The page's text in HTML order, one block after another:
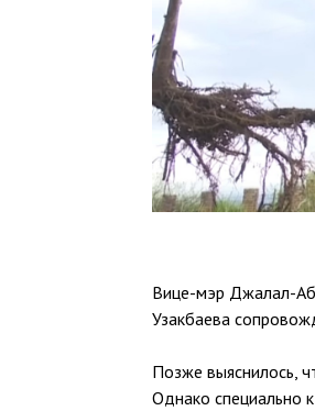
Вице-мэр Джалал-
Узакбаева
Позже выяснилось,
Однако специально